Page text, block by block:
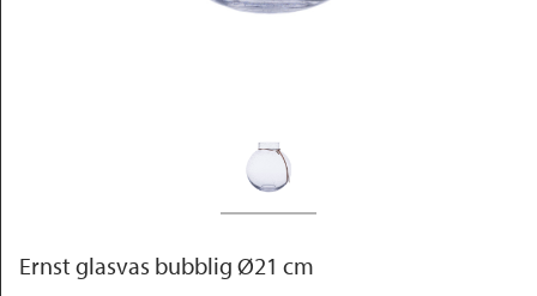
Ernst glasvas bubblig Ø21 cm